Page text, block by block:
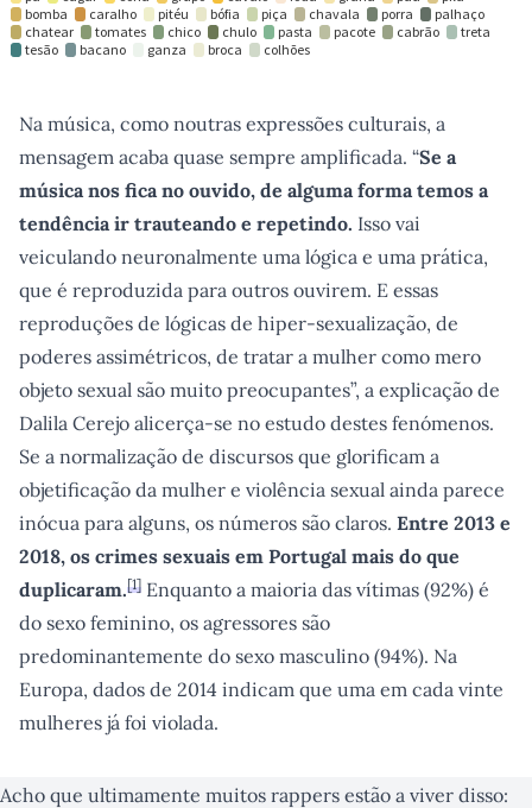
Na música, como noutras expressões culturais, a
mensagem acaba quase sempre amplificada. “Se a
música nos fica no ouvido, de alguma forma temos a
tendência ir trauteando e repetindo. Isso vai
veiculando neuronalmente uma lógica e uma prática,
que é reproduzida para outros ouvirem. E essas
reproduções de lógicas de hiper-sexualização, de
poderes assimétricos, de tratar a mulher como mero
objeto sexual são muito preocupantes”, a explicação de
Dalila Cerejo alicerça-se no estudo destes fenómenos.
Se a normalização de discursos que glorificam a
objetificação da mulher e violência sexual ainda parece
inócua para alguns, os números são claros. Entre 2013 e
2018, os crimes sexuais em Portugal mais do que
duplicaram.[1] Enquanto a maioria das vítimas (92%) é
do sexo feminino, os agressores são
predominantemente do sexo masculino (94%). Na
Europa, dados de 2014 indicam que uma em cada vinte
mulheres já foi violada.
Acho que ultimamente muitos rappers estão a viver disso: